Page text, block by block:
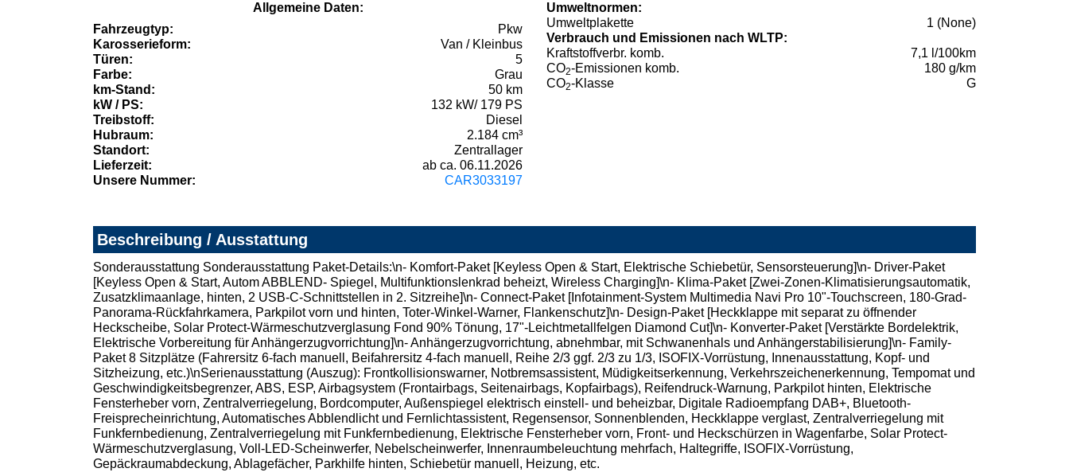
Allgemeine Daten:
Fahrzeugtyp:
Pkw
Karosserieform:
Van / Kleinbus
Türen:
5
Farbe:
Grau
km-Stand:
50 km
kW / PS:
132 kW/ 179 PS
Treibstoff:
Diesel
Hubraum:
2.184 cm³
Standort:
Zentrallager
Lieferzeit:
ab ca. 06.11.2026
Unsere Nummer:
CAR3033197
Umweltnormen:
Umweltplakette
1 (None)
Verbrauch und Emissionen nach WLTP:
Kraftstoffverbr. komb.
7,1 l/100km
CO2-Emissionen komb.
180 g/km
CO2-Klasse G
Beschreibung / Ausstattung
Sonderausstattung Sonderausstattung Paket-Details:\n- Komfort-Paket [Keyless Open & Start, Elektrische Schiebetür, Sensorsteuerung]\n- Driver-Paket
[Keyless Open & Start, Autom ABBLEND- Spiegel, Multifunktionslenkrad beheizt, Wireless Charging]\n- Klima-Paket [Zwei-Zonen-Klimatisierungsautomatik,
Zusatzklimaanlage, hinten, 2 USB-C-Schnittstellen in 2. Sitzreihe]\n- Connect-Paket [Infotainment-System Multimedia Navi Pro 10"-Touchscreen, 180-Grad-
Panorama-Rückfahrkamera, Parkpilot vorn und hinten, Toter-Winkel-Warner, Flankenschutz]\n- Design-Paket [Heckklappe mit separat zu öffnender
Heckscheibe, Solar Protect-Wärmeschutzverglasung Fond 90% Tönung, 17"-Leichtmetallfelgen Diamond Cut]\n- Konverter-Paket [Verstärkte Bordelektrik,
Elektrische Vorbereitung für Anhängerzugvorrichtung]\n- Anhängerzugvorrichtung, abnehmbar, mit Schwanenhals und Anhängerstabilisierung]\n- Family-
Paket 8 Sitzplätze (Fahrersitz 6-fach manuell, Beifahrersitz 4-fach manuell, Reihe 2/3 ggf. 2/3 zu 1/3, ISOFIX-Vorrüstung, Innenausstattung, Kopf- und
Sitzheizung, etc.)\nSerienausstattung (Auszug): Frontkollisionswarner, Notbremsassistent, Müdigkeitserkennung, Verkehrszeichenerkennung, Tempomat und
Geschwindigkeitsbegrenzer, ABS, ESP, Airbagsystem (Frontairbags, Seitenairbags, Kopfairbags), Reifendruck-Warnung, Parkpilot hinten, Elektrische
Fensterheber vorn, Zentralverriegelung, Bordcomputer, Außenspiegel elektrisch einstell- und beheizbar, Digitale Radioempfang DAB+, Bluetooth-
Freisprecheinrichtung, Automatisches Abblendlicht und Fernlichtassistent, Regensensor, Sonnenblenden, Heckklappe verglast, Zentralverriegelung mit
Funkfernbedienung, Zentralverriegelung mit Funkfernbedienung, Elektrische Fensterheber vorn, Front- und Heckschürzen in Wagenfarbe, Solar Protect-
Wärmeschutzverglasung, Voll-LED-Scheinwerfer, Nebelscheinwerfer, Innenraumbeleuchtung mehrfach, Haltegriffe, ISOFIX-Vorrüstung,
Gepäckraumabdeckung, Ablagefächer, Parkhilfe hinten, Schiebetür manuell, Heizung, etc.